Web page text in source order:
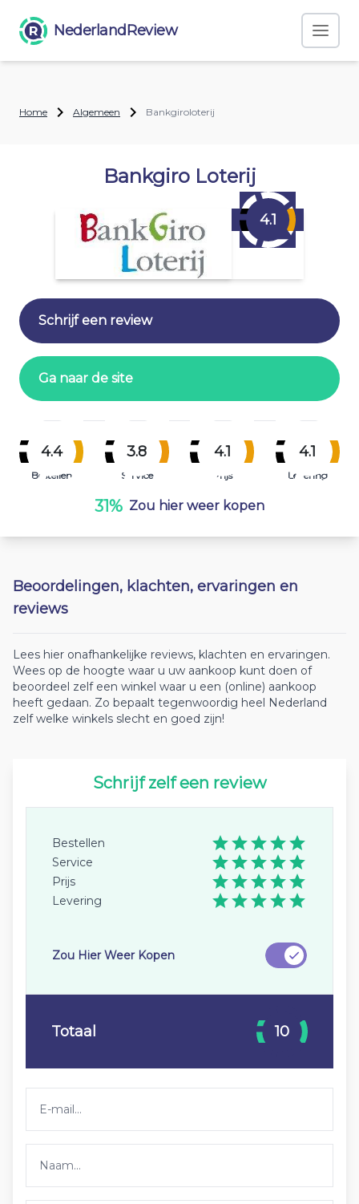
NederlandReview
Home Algemeen Bankgiroloterij
Bankgiro Loterij
4.1
Schrijf een review
Ga naar de site
4.4
Bestellen
3.8
Service
4.1
Prijs
4.1
Levering
31% Zou hier weer kopen
Beoordelingen, klachten, ervaringen en
reviews
Lees hier onafhankelijke reviews, klachten en ervaringen.
Wees op de hoogte waar u uw aankoop kunt doen of
beoordeel zelf een winkel waar u een (online) aankoop
heeft gedaan. Zo bepaalt tegenwoordig heel Nederland
zelf welke winkels slecht en goed zijn!
Schrijf zelf een review
Bestellen
Service
Prijs
Levering
Zou Hier Weer Kopen
Totaal 10